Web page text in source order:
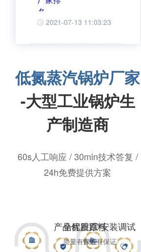
2021-07-13 11:03:23
低氮蒸汽锅炉厂家
-大型工业锅炉生
产制造商
60s人工响应 / 30min技术答复 /
24h免费提供方案
产品优质原料
质量有保证
全程跟踪 安装调试
售后有保证